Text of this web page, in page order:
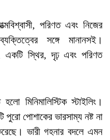
পরিণত এবং নিজের
সঙ্গে মানানসই।
একটি স্থির, দৃঢ় এবং পরিণত
মিনিমালিস্টিক স্টাইলিং।
পুরো পোশাকের ভারসাম্য নষ্ট না
ভারী গহনার বদলে এমন